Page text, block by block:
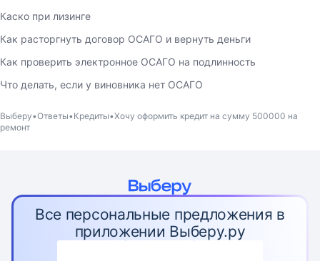
Каско при лизинге
Как расторгнуть договор ОСАГО и вернуть деньги
Как проверить электронное ОСАГО на подлинность
Что делать, если у виновника нет ОСАГО
Выберу Ответы Кредиты Хочу оформить кредит на сумму 500000 на
ремонт
Все персональные предложения в
приложении Выберу.ру